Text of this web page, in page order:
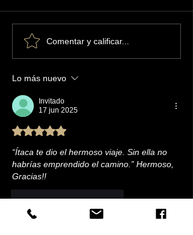
El Síndrome de Procusto.
Comentar y calificar...
Lo más nuevo
Invitado
17 jun 2025
Obtuvo 5 de 5 estrellas.
“Ítaca te dio el hermoso viaje. Sin ella no
habrías emprendido el camino.” Hermoso,
Gracias!!
Me gusta Reaccionar